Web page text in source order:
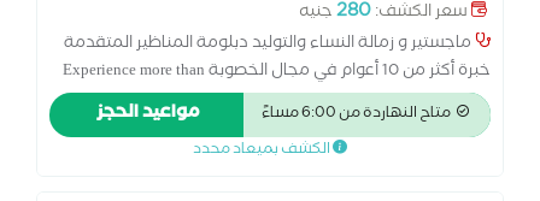
سعر الكشف:280جنيه
ماجستير و زمالة النساء والتوليد دبلومة المناظير المتقدمة
خبرة أكثر من 10 أعوام في مجال الخصوبة Experience more than
10y at Royal Fertility Centre خبرة في الحقن المجهري مركز
الأهرام للخصوبة خبرة في الحقن المجهري والمناظير مركز رويال
متاح النهاردة من 6:00 مساءً مواعيد الحجز
الكشف بميعاد محدد